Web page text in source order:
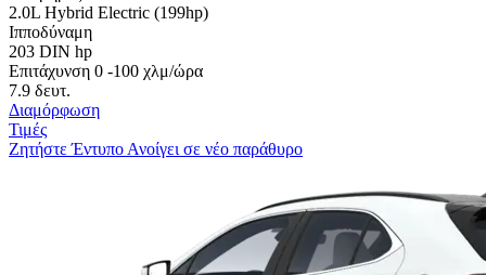
2.0L Hybrid Electric (199hp)
Ιπποδύναμη
203 DIN hp
Επιτάχυνση 0 -100 χλμ/ώρα
7.9 δευτ.
Διαμόρφωση
Τιμές
Ζητήστε Έντυπο Ανοίγει σε νέο παράθυρο